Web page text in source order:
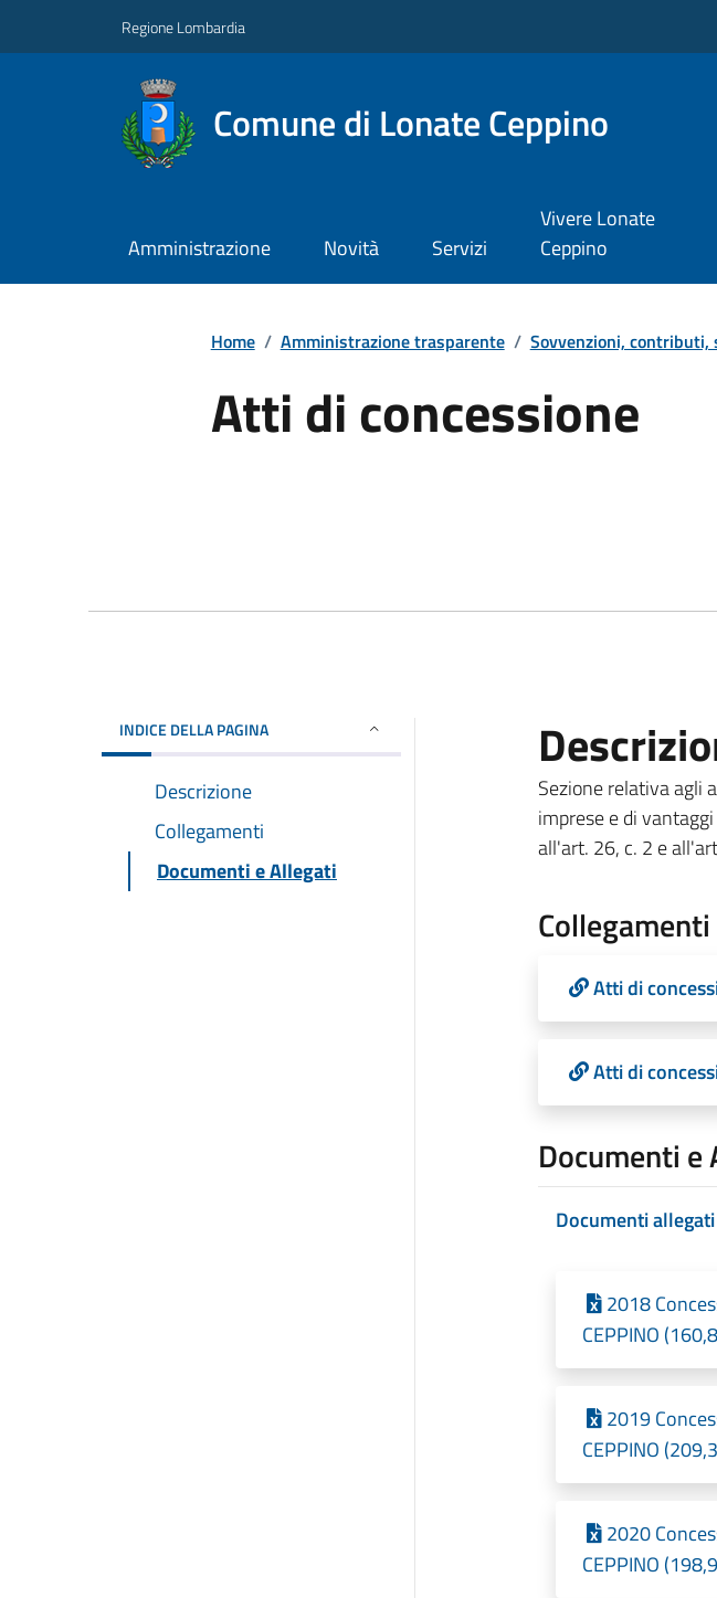
Regione Lombardia
Comune di Lonate Ceppino
Amministrazione Novità Servizi
Vivere Lonate
Ceppino
Home / Amministrazione trasparente / Sovvenzioni, contributi,
Atti di concessione
INDICE DELLA PAGINA
Descrizione
Collegamenti
Documenti e Allegati
Sezione relativa agli
imprese e di
all'art. 26, c. 2 e
Collegamenti
Atti di
Atti di
Documenti e
Documenti allegati
2018
CEPPINO
2019
CEPPINO
2020
CEPPINO